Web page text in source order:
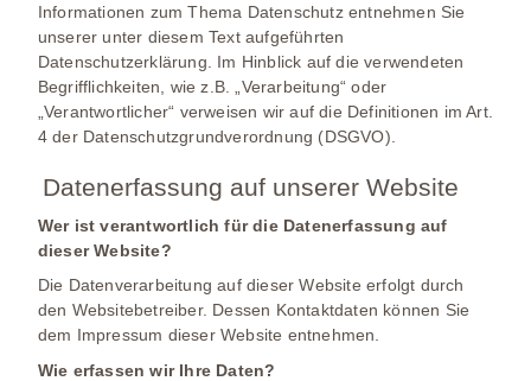
Informationen zum Thema Datenschutz entnehmen Sie
unserer unter diesem Text aufgeführten
Datenschutzerklärung. Im Hinblick auf die verwendeten
Begrifflichkeiten, wie z.B. „Verarbeitung“ oder
„Verantwortlicher“ verweisen wir auf die Definitionen im Art.
4 der Datenschutzgrundverordnung (DSGVO).
Datenerfassung auf unserer Website
Wer ist verantwortlich für die Datenerfassung auf
dieser Website?
Die Datenverarbeitung auf dieser Website erfolgt durch
den Websitebetreiber. Dessen Kontaktdaten können Sie
dem Impressum dieser Website entnehmen.
Wie erfassen wir Ihre Daten?